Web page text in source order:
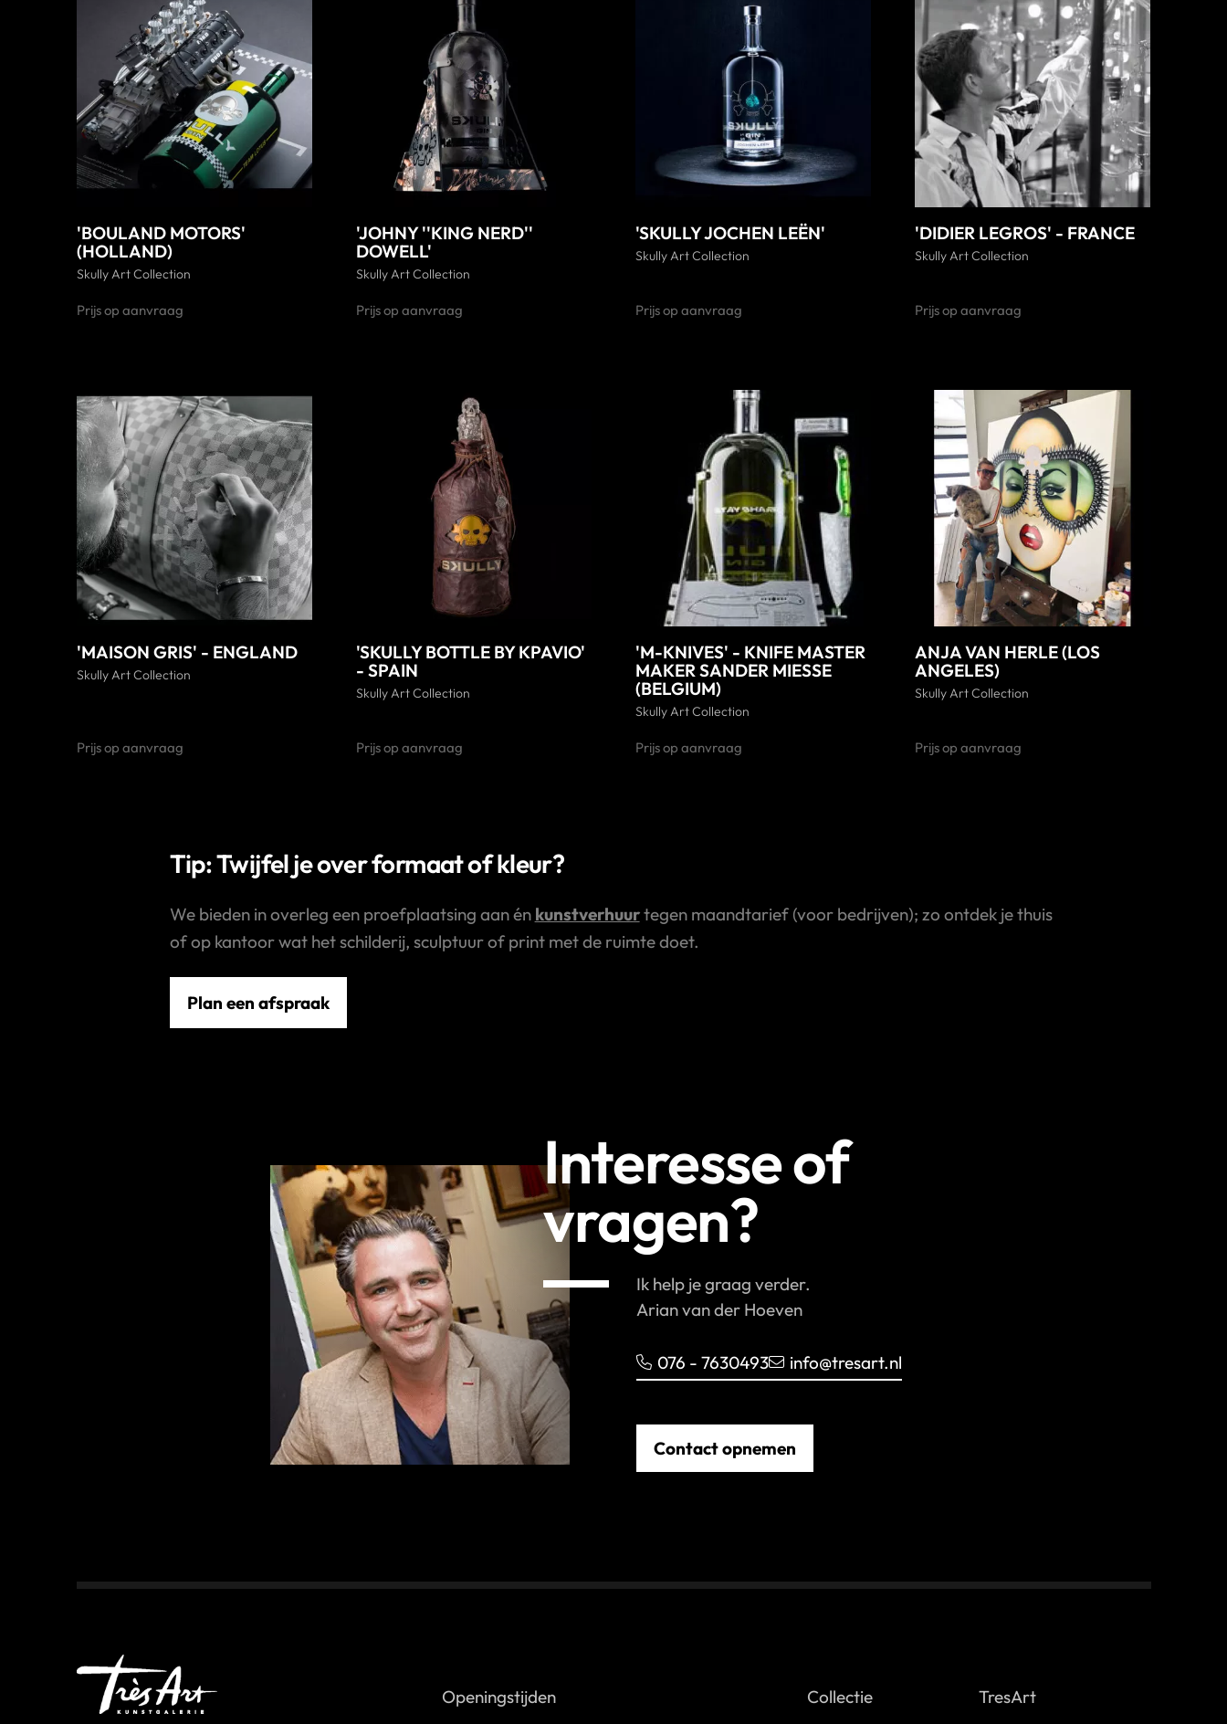
'BOULAND MOTORS'
(HOLLAND)
Skully Art Collection
Prijs op aanvraag
'JOHNY ''KING NERD''
DOWELL'
Skully Art Collection
Prijs op aanvraag
'SKULLY JOCHEN LEËN'
Skully Art Collection
Prijs op aanvraag
'DIDIER LEGROS' - FRANCE
Skully Art Collection
Prijs op aanvraag
'MAISON GRIS' - ENGLAND
Skully Art Collection
Prijs op aanvraag
'SKULLY BOTTLE BY KPAVIO'
- SPAIN
Skully Art Collection
Prijs op aanvraag
'M-KNIVES' - KNIFE MASTER
MAKER SANDER MIESSE
(BELGIUM)
Skully Art Collection
Prijs op aanvraag
ANJA VAN HERLE (LOS
ANGELES)
Skully Art Collection
Prijs op aanvraag
Tip: Twijfel je over formaat of kleur?
We bieden in overleg een proefplaatsing aan én kunstverhuurtegen maandtarief (voor bedrijven); zo ontdek je thuis
of op kantoor wat het schilderij, sculptuur of print met de ruimte doet.
Plan een afspraak
Interesse of
vragen?
Ik help je graag verder.
Arian van der Hoeven
076 - 7630493 info@tresart.nl
Contact opnemen
Openingstijden Collectie TresArt